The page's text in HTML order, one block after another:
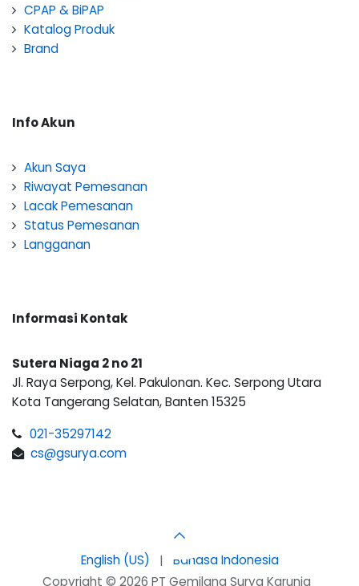
CPAP & BiPAP
Katalog Produk
Brand
Info Akun
Akun Saya
Riwayat Pemesanan
Lacak Pemesanan
Status Pemesanan
Langganan
Informasi Kontak
Sutera Niaga 2 no 21
Jl. Raya Serpong, Kel. Pakulonan. Kec. Serpong Utara
Kota Tangerang Selatan, Banten 15325
021-35297142
cs@gsurya.com
Copyright © 2026 PT Gemilang Surya Karunia
English (US) | Bahasa Indonesia